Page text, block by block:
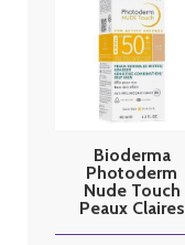
Bioderma
Photoderm
Nude Touch
Peaux Claires